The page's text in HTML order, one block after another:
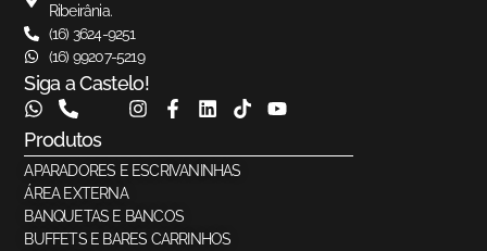
Ribeirânia.
(16) 3624-9251
(16) 99207-5219
Siga a Castelo!
Produtos
APARADORES E ESCRIVANINHAS
ÁREA EXTERNA
BANQUETAS E BANCOS
BUFFETS E BARES CARRINHOS